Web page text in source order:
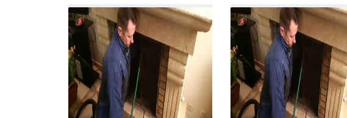
recommande sans
hésitation.